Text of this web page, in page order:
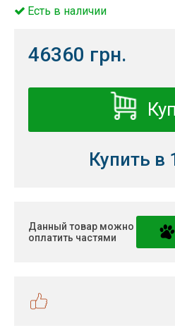
Есть в наличии
46360 грн.
Купить в
Данный товар можно
оплатить частями